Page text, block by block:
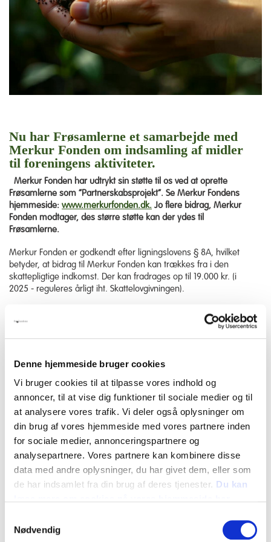
Denne hjemmeside bruger cookies
Vi bruger cookies til at tilpasse vores indhold og
annoncer, til at vise dig funktioner til sociale medier og til
at analysere vores trafik. Vi deler også oplysninger om
din brug af vores hjemmeside med vores partnere inden
for sociale medier, annonceringspartnere og
analysepartnere. Vores partnere kan kombinere disse
data med andre oplysninger, du har givet dem, eller som
de har indsamlet fra din brug af deres tjenester. Du kan
Nødvendig
Nu har Frøsamlerne et samarbejde med
Merkur Fonden om indsamling af midler
til foreningens aktiviteter.
Merkur Fonden har udtrykt sin støtte til os ved at oprette
Frøsamlerne som ”Partnerskabsprojekt”. Se Merkur Fondens
hjemmeside: www.merkurfonden.dk. Jo flere bidrag, Merkur
Fonden modtager, des større støtte kan der ydes til
Frøsamlerne.
Merkur Fonden er godkendt efter ligningslovens § 8A, hvilket
betyder, at bidrag til Merkur Fonden kan trækkes fra i den
skattepligtige indkomst. Der kan fradrages op til 19.000 kr. (i
2025 - reguleres årligt iht. Skattelovgivningen).
Beløbsgrænsen gælder for dine samlede bidrag til
velgørende organisationer, dvs. evt. bidrag til andre
grænse.
Alle bidrag er velkomne store som små, engangsgaver eller et
løbende bidrag.
På Merkur Fondens hjemmeside, www.merkurfonden.dk
kan du overføre støtte ibetalingsmodulet .
Du kan overføre dit støttebeløb fra din netbank til konto
8401 1704834 hos Merkur Fonden.
Husk at vælge/notere Frøsamlerne som modtager.
Skattefradrag:Brug betalingsmodule t på Merkur Fondens
til SKAT, så du opnår fradrag. Via betalingsmodulet kan du også
betale med Mobile Pay, men uden at kunne få skattefradrag.